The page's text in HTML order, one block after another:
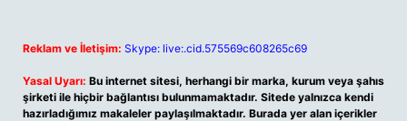
Reklam ve İletişim: Skype: live:.cid.575569c608265c69
Yasal Uyarı: Bu internet sitesi, herhangi bir marka, kurum veya şahıs
şirketi ile hiçbir bağlantısı bulunmamaktadır. Sitede yalnızca kendi
hazırladığımız makaleler paylaşılmaktadır. Burada yer alan içerikler